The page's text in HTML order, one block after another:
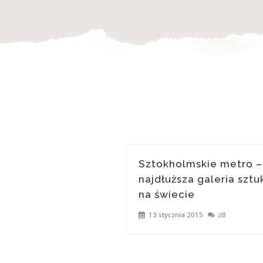
Sztokholmskie metro –
najdłuższa galeria
na świecie
13 stycznia 2015 28